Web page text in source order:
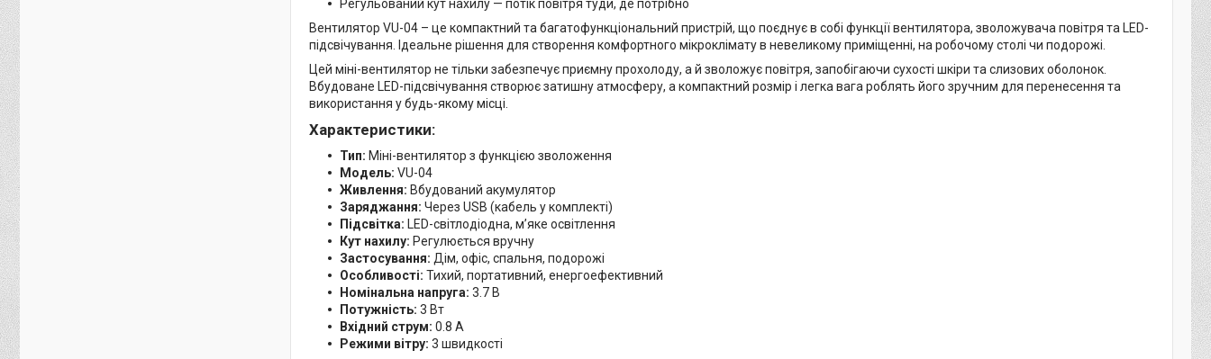
Регульований кут нахилу — потік повітря туди, де потрібно
Вентилятор VU-04 – це компактний та багатофункціональний пристрій, що поєднує в собі функції вентилятора, зволожувача повітря та LED-
підсвічування. Ідеальне рішення для створення комфортного мікроклімату в невеликому приміщенні, на робочому столі чи подорожі.
Цей міні-вентилятор не тільки забезпечує приємну прохолоду, а й зволожує повітря, запобігаючи сухості шкіри та слизових оболонок.
Вбудоване LED-підсвічування створює затишну атмосферу, а компактний розмір і легка вага роблять його зручним для перенесення та
використання у будь-якому місці.
Характеристики:
Тип: Міні-вентилятор з функцією зволоження
Модель: VU-04
Живлення: Вбудований акумулятор
Заряджання: Через USB (кабель у комплекті)
Підсвітка: LED-світлодіодна, м’яке освітлення
Кут нахилу: Регулюється вручну
Застосування: Дім, офіс, спальня, подорожі
Особливості: Тихий, портативний, енергоефективний
Номінальна напруга: 3.7 В
Потужність: 3 Вт
Вхідний струм: 0.8 A
Режими вітру: 3 швидкості